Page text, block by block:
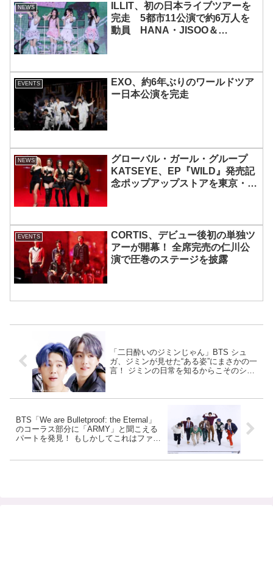
NEWS
ILLIT、初の日本ライブツアーを
完走 5都市11公演で約6万人を
動員 HANA・JISOO＆
EVENTS
EXO、約6年ぶりのワールドツア
ー日本公演を完走
NEWS
グローバル・ガール・グループ
KATSEYE、EP『WILD』発売記
念ポップアップストアを東京・原
EVENTS
CORTIS、デビュー後初の単独ツ
アーが開幕！ 全席完売の仁川公
演で圧巻のステージを披露
「二日酔いのジミンじゃん」BTS シュ
ガ、ジミンが見せた“ある姿”にまさかの一
言！ ジミンの日常を知るからこそのシュ
題に
BTS「We are Bulletproof: the Eternal」
のコーラス部分に「ARMY」と聞こえる
パートを発見！ もしかしてこれはファン